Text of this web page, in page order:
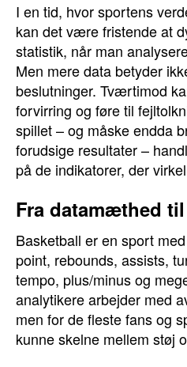
I en tid, hvor sportens
kan det være fristende at
statistik, når man
Men mere data betyder
beslutninger. Tværtimod
forvirring og føre til
spillet – og måske endda
forudsige resultater –
på de indikatorer, der
Fra datamæthed
Basketball er en sport
point, rebounds, assists,
tempo, plus/minus og
analytikere arbejder med
men for de fleste fans og
kunne skelne mellem støj